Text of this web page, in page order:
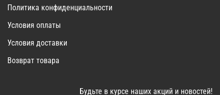
Политика конфиденциальности
Условия оплаты
Условия доставки
Возврат товара
Будьте в курсе наших акций и новостей!